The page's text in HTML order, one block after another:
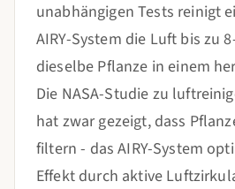
unabhängigen Tests reinigt
AIRY-System die Luft bis zu
dieselbe Pflanze in einem
Die NASA-Studie zu
hat zwar gezeigt, dass
filtern - das AIRY-System
Effekt durch aktive